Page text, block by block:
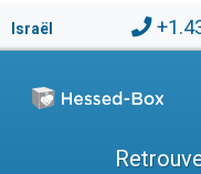
Israël